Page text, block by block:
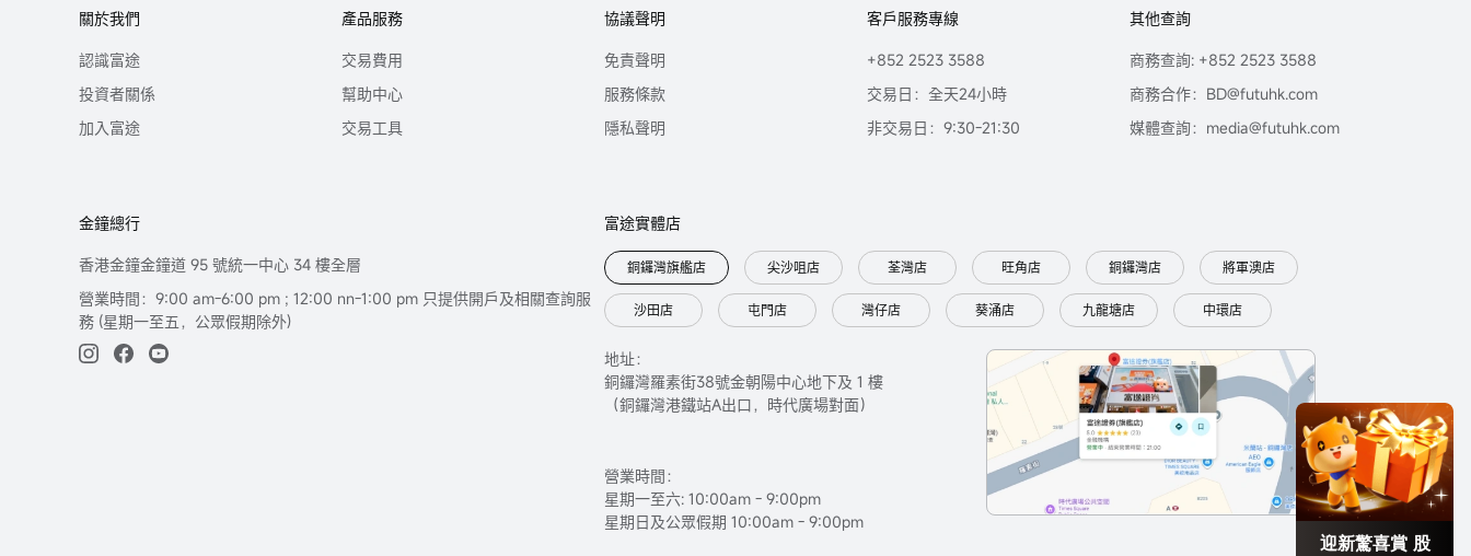
迎新驚喜賞 股
票/BTC等任你揀!
關於我們
認識富途
投資者關係
加入富途
產品服務
交易費用
幫助中心
交易工具
協議聲明
免責聲明
服務條款
隱私聲明
客戶服務專線
+852 2523 3588
交易日：全天24小時
非交易日：9:30-21:30
其他查詢
商務查詢: +852 2523 3588
商務合作：BD@futuhk.com
媒體查詢：media@futuhk.com
金鐘總行
香港金鐘金鐘道 95 號統一中心 34 樓全層
營業時間：9:00 am-6:00 pm ; 12:00 nn-1:00 pm 只提供開戶及相關查詢服
務 (星期一至五，公眾假期除外)
富途實體店
銅鑼灣旗艦店 尖沙咀店 荃灣店 旺角店 銅鑼灣店 將軍澳店
沙田店 屯門店 灣仔店 葵涌店 九龍塘店 中環店
地址：
銅鑼灣羅素街38號金朝陽中心地下及 1 樓
（銅鑼灣港鐵站A出口，時代廣場對面）
營業時間：
星期一至六: 10:00am - 9:00pm
星期日及公眾假期 10:00am - 9:00pm